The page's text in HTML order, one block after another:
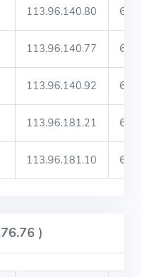
113.96.140.80 60
113.96.140.77 60
113.96.140.92 60
113.96.181.21 60
113.96.181.10 60
)